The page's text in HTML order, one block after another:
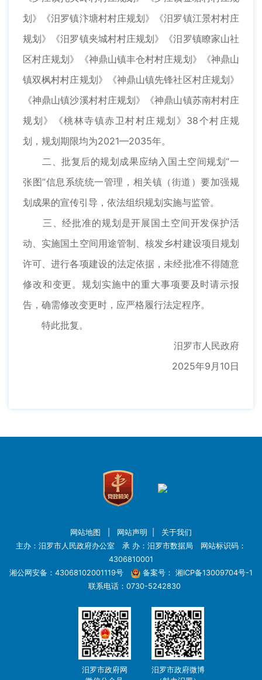
划》《汨罗镇汴塘村村庄规划》《汨罗镇江景村村庄
规划》《汨罗镇夹城村村庄规划》《汨罗镇瞭家山社
区村庄规划》《神鼎山镇丰仓村村庄规划》《神鼎山
镇双枫村村庄规划》《神鼎山镇先锋社区村庄规划》
《神鼎山镇沙溪村村庄规划》《神鼎山镇苏南村村庄
规划》《桃林寺镇赤卫村村庄规划》38个村庄规
划，规划期限均为2021—2035年。
二、批复后的规划成果应纳入国土空间规划“一
张图”信息系统统一管理，相关镇（街道）要加强规
划成果的宣传引导，依法组织规划实施与监管。
三、经批准的规划是开展国土空间开发保护活
动、实施国土空间用途管制、核发乡村建设项目规划
许可、进行各项建设的法定依据，未经批准不得随意
修改和变更。规划实施中的重大事项要及时请示报
告，确需修改变更时，应严格履行法定程序。
特此批复。
汨罗市人民政府
2025年9月10日
网站地图 网站声明
关于我们
主办：汨罗市人民政府办公室 承 办：汨罗市数据局 网站标识码：
4306810001
湘公网安备：43068102001119号
备案号： 湘ICP备13009704号-1
联系电话：0730-5242830
汨罗市政府网
汨罗市政府微博